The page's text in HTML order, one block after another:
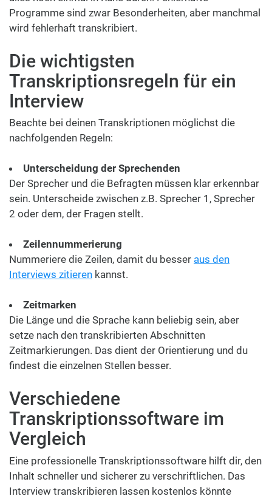
Programme sind zwar Besonderheiten, aber manchmal
wird fehlerhaft transkribiert.
Die wichtigsten
Transkriptionsregeln für ein
Interview
Beachte bei deinen Transkriptionen möglichst die
nachfolgenden Regeln:
Unterscheidung der Sprechenden
Der Sprecher und die Befragten müssen klar erkennbar
sein. Unterscheide zwischen z.B. Sprecher 1, Sprecher
2 oder dem, der Fragen stellt.
Zeilennummerierung
Nummeriere die Zeilen, damit du besser aus den
Interviews zitieren kannst.
Zeitmarken
Die Länge und die Sprache kann beliebig sein, aber
setze nach den transkribierten Abschnitten
Zeitmarkierungen. Das dient der Orientierung und du
findest die einzelnen Stellen besser.
Verschiedene
Transkriptionssoftware im
Vergleich
Eine professionelle Transkriptionssoftware hilft dir, den
Inhalt schneller und sicherer zu verschriftlichen. Das
Interview transkribieren lassen kostenlos könnte